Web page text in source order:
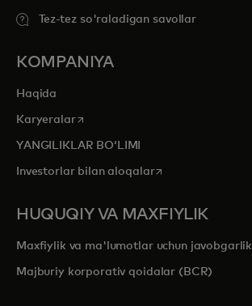
Tez-tez so'raladigan savollar
KOMPANIYA
Haqida
Karyeralaropens in a new tab
YANGILIKLAR BOʻLIMI
Investorlar bilan aloqalaropens in a new tab
HUQUQIY VA MAXFIYLIK
Maxfiylik va ma'lumotlar uchun javobgarlik
Majburiy korporativ qoidalar (BCR)